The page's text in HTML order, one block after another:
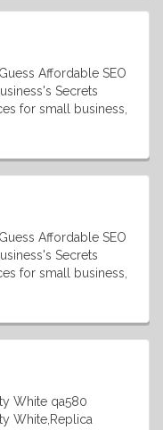
Affordable SEO
Secrets
for small business,
Affordable SEO
Secrets
for small business,
White qa580
White,Replica